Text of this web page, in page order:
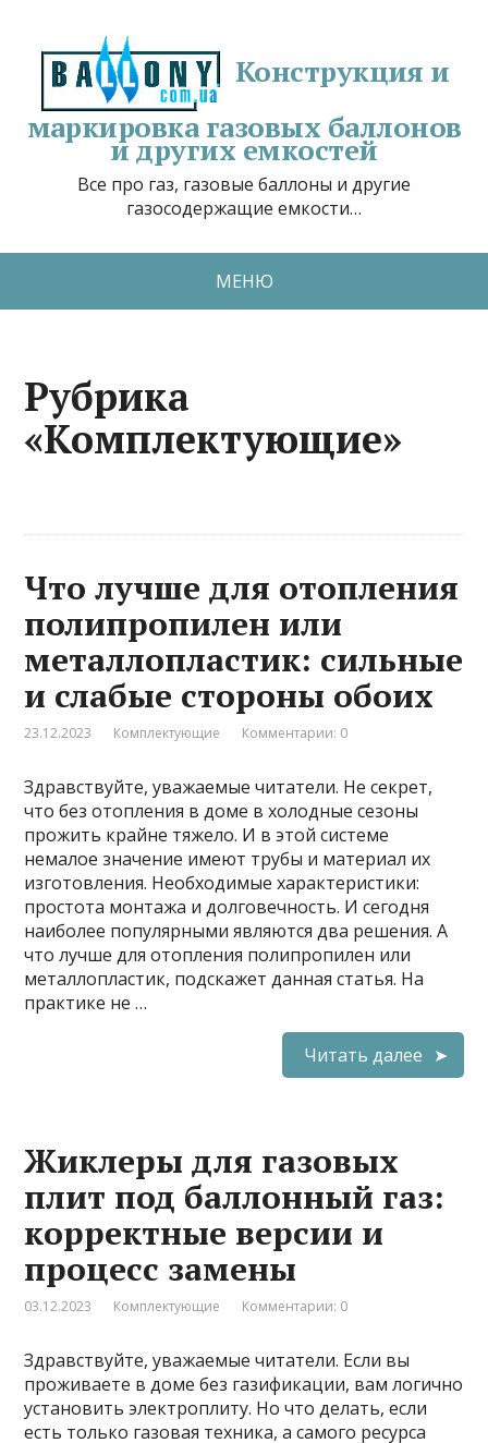
Конструкция и
маркировка газовых баллонов
и других емкостей
Все про газ, газовые баллоны и другие
газосодержащие емкости…
МЕНЮ
Рубрика
«Комплектующие»
Что лучше для отопления
полипропилен или
металлопластик: сильные
и слабые стороны обоих
23.12.2023 Комплектующие Комментарии: 0
Здравствуйте, уважаемые читатели. Не секрет,
что без отопления в доме в холодные сезоны
прожить крайне тяжело. И в этой системе
немалое значение имеют трубы и материал их
изготовления. Необходимые характеристики:
простота монтажа и долговечность. И сегодня
наиболее популярными являются два решения. А
что лучше для отопления полипропилен или
металлопластик, подскажет данная статья. На
практике не …
Читать далее
Жиклеры для газовых
плит под баллонный газ:
корректные версии и
процесс замены
03.12.2023 Комплектующие Комментарии: 0
Здравствуйте, уважаемые читатели. Если вы
проживаете в доме без газификации, вам логично
установить электроплиту. Но что делать, если
есть только газовая техника, а самого ресурса